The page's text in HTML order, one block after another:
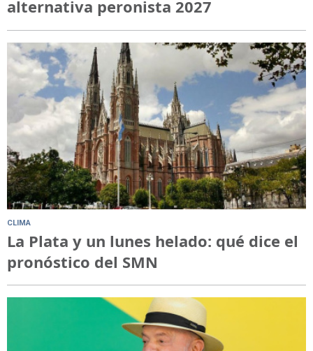
alternativa peronista 2027
CLIMA
La Plata y un lunes helado: qué dice el
pronóstico del SMN